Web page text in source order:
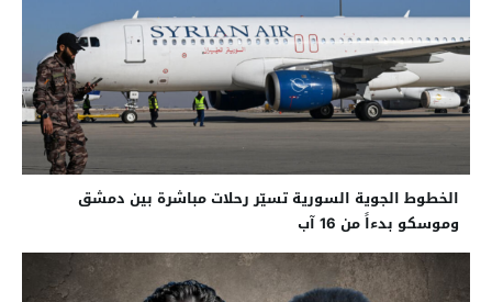
الخطوط الجوية السورية تسيّر رحلات مباشرة بين دمشق
وموسكو بدءاً من 16 آب